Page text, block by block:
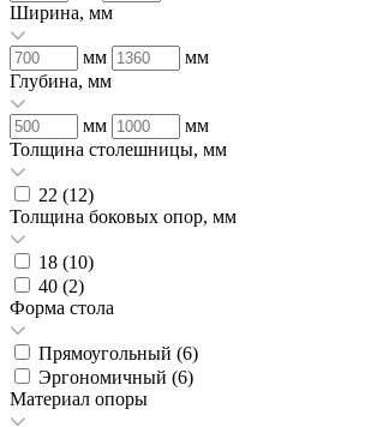
Ширина, мм
мм
мм
Глубина, мм
мм
мм
Толщина столешницы, мм
22 (12)
Толщина боковых опор, мм
18 (10)
40 (2)
Форма стола
Прямоугольный (6)
Эргономичный (6)
Материал опоры